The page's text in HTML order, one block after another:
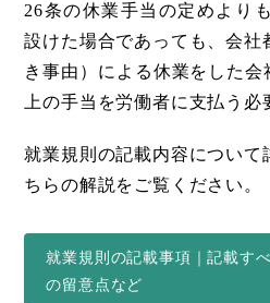
26条の休業手当の定めより
設けた場合であっても、会社
き事由）による休業をした会
上の手当を労働者に支払う必
就業規則の記載内容について
ちらの解説をご覧ください。
就業規則の記載事項｜記載す
の留意点など